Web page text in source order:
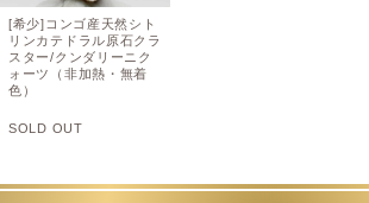
[希少]コンゴ産天然シト
リンカテドラル原石クラ
スター/クンダリーニク
ォーツ（非加熱・無着
色）
SOLD OUT